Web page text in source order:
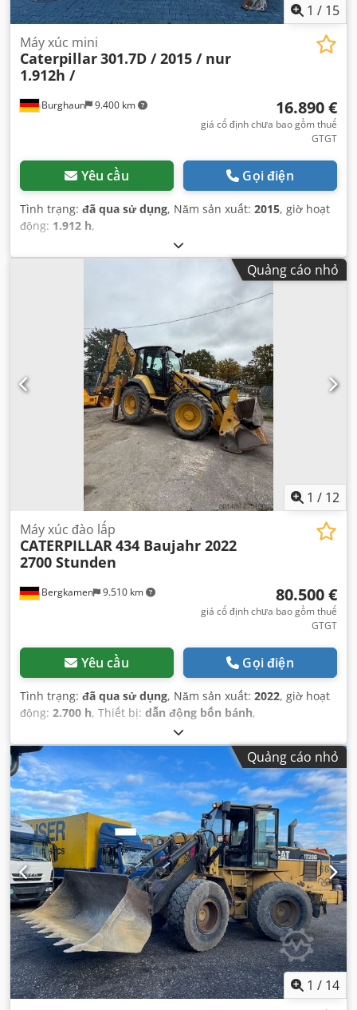
1 / 15
Burghaun 9.400 km
Máy xúc mini
Caterpillar301.7D / 2015 / nur
1.912h /
16.890 €
giá cố định chưa bao gồm thuế
GTGT
Yêu cầu Gọi điện
Tình trạng: đã qua sử dụng, Năm sản xuất: 2015, giờ hoạt
động: 1.912 h,
Quảng cáo nhỏ
1 / 12
Bergkamen 9.510 km
Máy xúc đào lấp
CATERPILLAR434 Baujahr 2022
2700 Stunden
80.500 €
giá cố định chưa bao gồm thuế
GTGT
Yêu cầu Gọi điện
Tình trạng: đã qua sử dụng, Năm sản xuất: 2022, giờ hoạt
động: 2.700 h, Thiết bị: dẫn động bốn bánh,
Quảng cáo nhỏ
1 / 14